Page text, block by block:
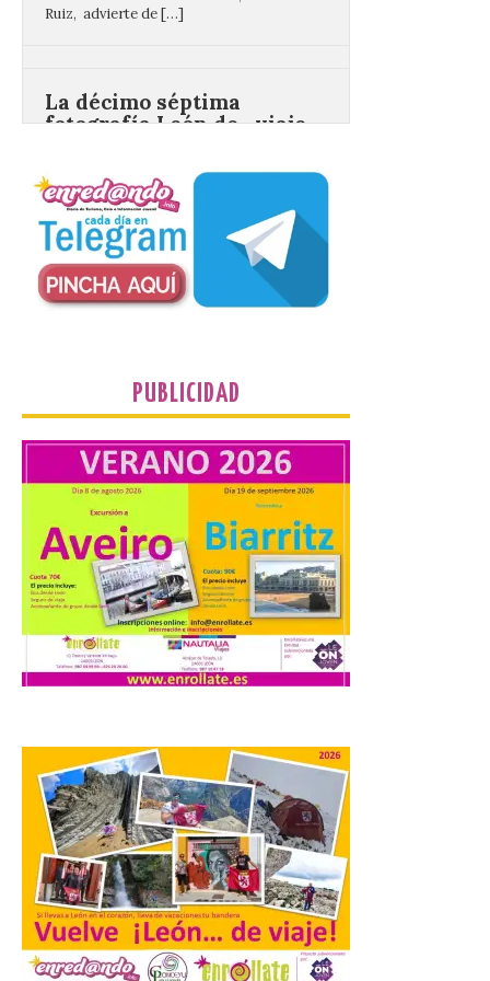
nos llega desde la
carretera CL 626 con
defensa de FEVE
6 Ago 2026
Nueva edición de León
de…viaje. Una iniciativa
organizado por la sección
Turismo, Ocio e Información para
jóvenes “Enredando.info”. Eduardo
Morán nos envía desde la carretera […]
Camarzius fest: frente al
macroevento, un festival
cultural transformador
que apuesta por el legado.
6 Ago 2026
Los días 7, 8 y 9 de agosto
con la Villa Romana de
Orpheus. Vivimos un momento en el que la
música en directo mueve grandes
fenómenos de […]
El Ayuntamiento de
Cabrillanes analizará,
conforme a la legalidad, la
solicitud para la
PUBLICIDAD